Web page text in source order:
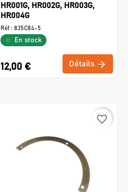
HR001G, HR002G, HR003G,
HR004G
Réf : 835C84-5
En stock
12,00 € Détails
favorite_border